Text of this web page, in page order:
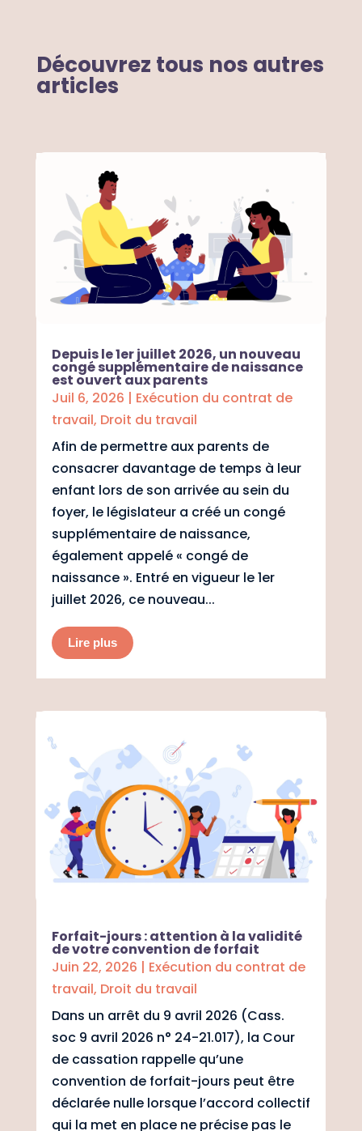
Découvrez tous nos autres
articles
Depuis le 1er juillet 2026, un nouveau
congé supplémentaire de naissance
est ouvert aux parents
Juil 6, 2026 | Exécution du contrat de
travail, Droit du travail
Afin de permettre aux parents de
consacrer davantage de temps à leur
enfant lors de son arrivée au sein du
foyer, le législateur a créé un congé
supplémentaire de naissance,
également appelé « congé de
naissance ». Entré en vigueur le 1er
juillet 2026, ce nouveau...
Lire plus
Forfait-jours : attention à la validité
de votre convention de forfait
Juin 22, 2026 | Exécution du contrat de
travail, Droit du travail
Dans un arrêt du 9 avril 2026 (Cass.
soc 9 avril 2026 n° 24-21.017), la Cour
de cassation rappelle qu’une
convention de forfait-jours peut être
déclarée nulle lorsque l’accord collectif
qui la met en place ne précise pas le